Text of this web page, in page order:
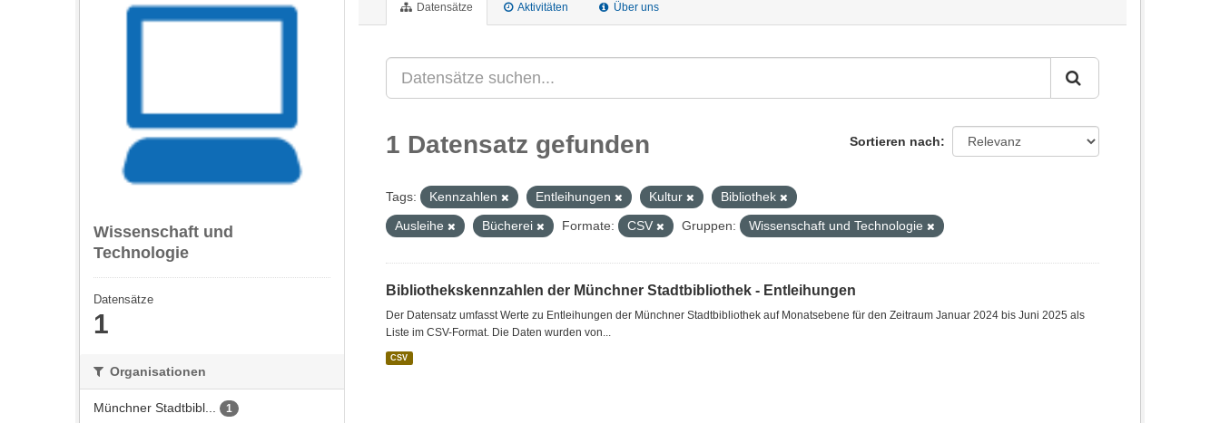
Wissenschaft und
Technologie
Datensätze
1
Organisationen
Münchner Stadtbibl... 1
Datensätze Aktivitäten Über uns
Sortieren nach
1 Datensatz gefunden
Tags: Kennzahlen Entleihungen Kultur
Bibliothek
Ausleihe
Bücherei Formate: CSV Gruppen: Wissenschaft und Technologie
Bibliothekskennzahlen der Münchner Stadtbibliothek - Entleihungen
Der Datensatz umfasst Werte zu Entleihungen der Münchner Stadtbibliothek auf Monatsebene für den Zeitraum Januar 2024 bis Juni 2025 als
Liste im CSV-Format. Die Daten wurden von...
CSV